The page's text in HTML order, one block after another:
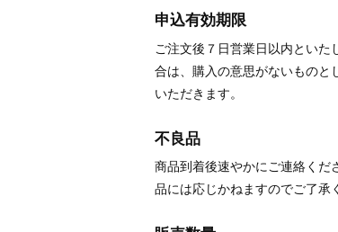
申込有効期限
ご注文後７日営業日以内とい
合は、購入の意思がないものと
いただきます。
不良品
商品到着後速やかにご連絡くだ
品には応じかねますのでご了承